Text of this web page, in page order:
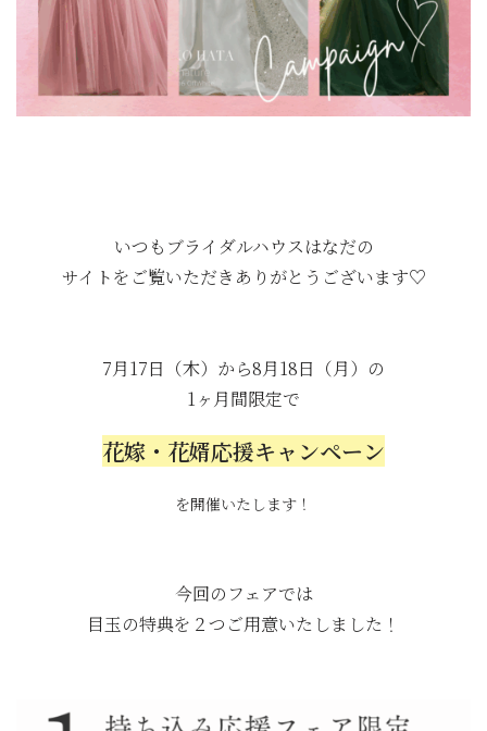
いつもブライダルハウスはなだの
サイトをご覧いただきありがとうございます♡
7月17日（木）から8月18日（月）の
1ヶ月間限定で
花嫁・花婿応援キャンペーン
を開催いたします！
今回のフェアでは
目玉の特典を２つご用意いたしました！